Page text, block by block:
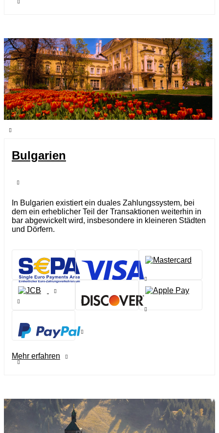
Bulgarien
In Bulgarien existiert ein duales Zahlungssystem, bei
dem ein erheblicher Teil der Transaktionen weiterhin in
bar abgewickelt wird, insbesondere in kleineren Städten
und Dörfern.
Mehr erfahren